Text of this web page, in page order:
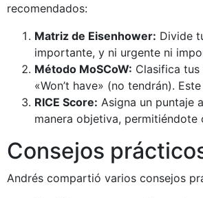
recomendados:
Matriz de Eisenhower: Divide
importante, y ni urgente ni
Método MoSCoW: Clasifica tus
«Won’t have» (no tendrán).
RICE Score: Asigna un puntaje
manera objetiva,
Consejos
Andrés compartió varios consejos